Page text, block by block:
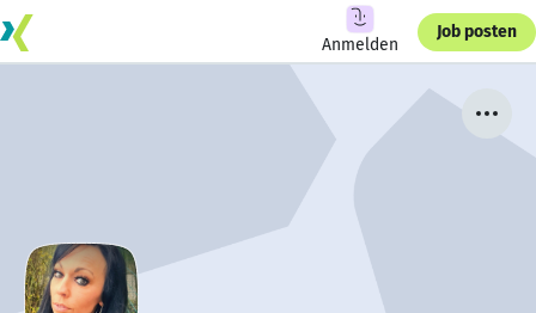
Anmelden
Job posten